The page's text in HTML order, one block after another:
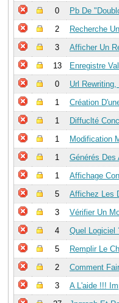
0
Pb De
2
Recherche
3
Afficher Un
13
Enregistre
0
Url
1
Création
1
Diffuclté
1
Modification
1
Générés Des
1
Affichage
5
Affichez Les
3
Vérifier Un
4
Quel Logiciel
5
Remplir Le
2
Comment
3
A L'aide !!!